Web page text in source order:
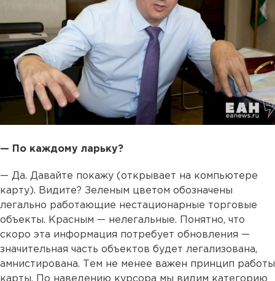
— По каждому ларьку?
— Да. Давайте покажу (открывает на компьютере
карту). Видите? Зеленым цветом обозначены
легально работающие нестационарные торговые
объекты. Красным — нелегальные. Понятно, что
скоро эта информация потребует обновления —
значительная часть объектов будет легализована,
амнистирована. Тем не менее важен принцип работы
карты. По наведению курсора мы видим категорию